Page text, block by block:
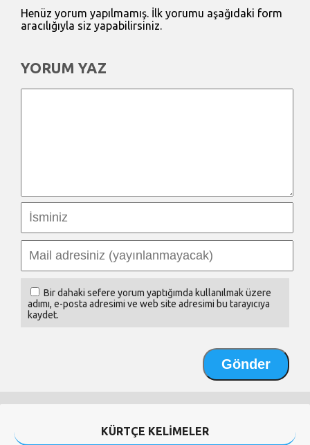
Henüz yorum yapılmamış. İlk yorumu aşağıdaki form
aracılığıyla siz yapabilirsiniz.
YORUM YAZ
Bir dahaki sefere yorum yaptığımda kullanılmak üzere
adımı, e-posta adresimi ve web site adresimi bu tarayıcıya
kaydet.
KÜRTÇE KELİMELER